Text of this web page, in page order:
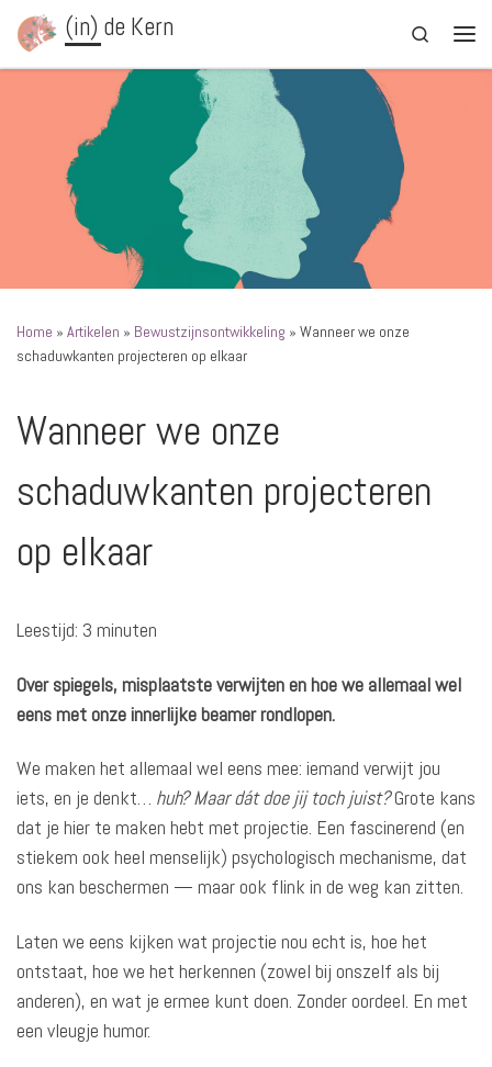
Ga naar inhoud
(in) de Kern
Search
Home » Artikelen » Bewustzijnsontwikkeling » Wanneer we onze
schaduwkanten projecteren op elkaar
Wanneer we onze
schaduwkanten projecteren
op elkaar
Leestijd: 3 minuten
Over spiegels, misplaatste verwijten en hoe we allemaal wel
eens met onze innerlijke beamer rondlopen.
We maken het allemaal wel eens mee: iemand verwijt jou
iets, en je denkt… huh? Maar dát doe jij toch juist?Grote kans
dat je hier te maken hebt met projectie. Een fascinerend (en
stiekem ook heel menselijk) psychologisch mechanisme, dat
ons kan beschermen — maar ook flink in de weg kan zitten.
Laten we eens kijken wat projectie nou echt is, hoe het
ontstaat, hoe we het herkennen (zowel bij onszelf als bij
anderen), en wat je ermee kunt doen. Zonder oordeel. En met
een vleugje humor.